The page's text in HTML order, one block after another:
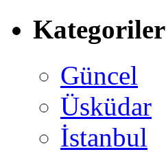
Kategoriler
Güncel
Üsküdar
İstanbul